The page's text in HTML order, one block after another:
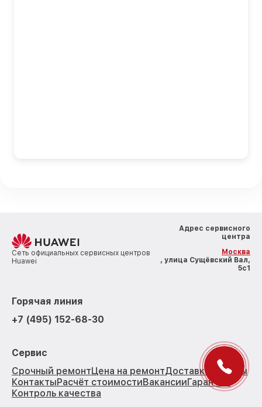
Сеть официальных сервисных центров
Huawei
Адрес сервисного
центра
Москва
, улица Сущёвский Вал,
5с1
Горячая линия
+7 (495) 152-68-30
Сервис
Срочный ремонтЦена на ремонтДоставка
Отзывы
КонтактыРасчёт стоимостиВакансииГарантии
Контроль качества